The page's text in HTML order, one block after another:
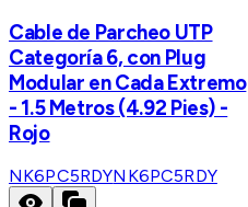
Cable de Parcheo UTP
Categoría 6, con Plug
Modular en Cada Extremo
- 1.5 Metros (4.92 Pies) -
Rojo
NK6PC5RDYNK6PC5RDY